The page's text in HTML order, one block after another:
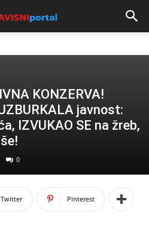
KONZERVA!
javnost:
IZVUKAO SE na žreb,
0
Twitter Pinterest